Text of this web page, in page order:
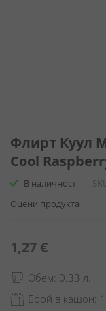
към
началото
на
галерия
снимки
Флирт Куул
Cool
В наличност
Оцени продукта
1,27 €
Обем: 0.33 л.
Брой в кашон: